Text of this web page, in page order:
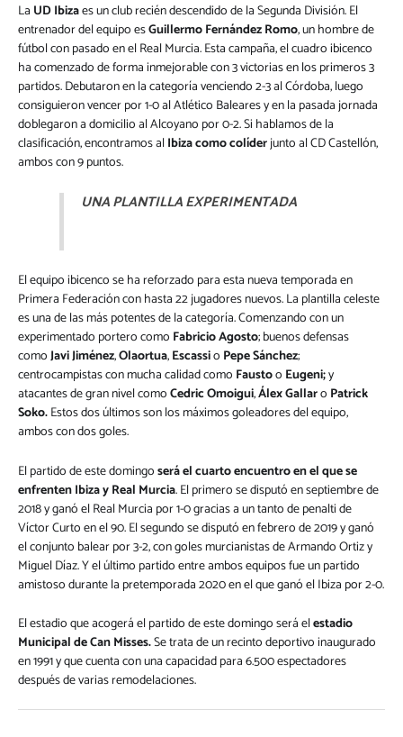
La UD Ibizaes un club recién descendido de la Segunda División. El
entrenador del equipo esGuillermo Fernández Romo, un hombre de
fútbol con pasado en el Real Murcia. Esta campaña, el cuadro ibicenco
ha comenzado de forma inmejorable con 3 victorias en los primeros 3
partidos. Debutaron en la categoría venciendo 2-3 al Córdoba, luego
consiguieron vencer por 1-0 al Atlético Baleares y en la pasada jornada
doblegaron a domicilio al Alcoyano por 0-2. Si hablamos de la
clasificación, encontramos alIbiza como colíderjunto al CD Castellón,
ambos con 9 puntos.
UNA PLANTILLA EXPERIMENTADA
El equipo ibicenco se ha reforzado para esta nueva temporada en
Primera Federación con hasta 22 jugadores nuevos. La plantilla celeste
es una de las más potentes de la categoría. Comenzando con un
experimentado portero como Fabricio Agosto; buenos defensas
comoJavi Jiménez,Olaortua,Escassio Pepe Sánchez;
centrocampistas con mucha calidad como Faustoo Eugeni;y
atacantes de gran nivel comoCedric Omoigui,Álex Gallaro Patrick
Soko.Estos dos últimos son los máximos goleadores del equipo,
ambos con dos goles.
El partido de este domingoserá el cuarto encuentro en el que se
enfrenten Ibiza y Real Murcia. El primero se disputó en septiembre de
2018 y ganó el Real Murcia por 1-0 gracias a un tanto de penalti de
Víctor Curto en el 90. El segundo se disputó en febrero de 2019 y ganó
el conjunto balear por 3-2, con goles murcianistas de Armando Ortiz y
Miguel Díaz. Y el último partido entre ambos equipos fue un partido
amistoso durante la pretemporada 2020 en el que ganó el Ibiza por 2-0.
El estadio que acogerá el partido de este domingo será elestadio
Municipal de Can Misses.Se trata de un recinto deportivo inaugurado
en 1991 y que cuenta con una capacidad para 6.500 espectadores
después de varias remodelaciones.